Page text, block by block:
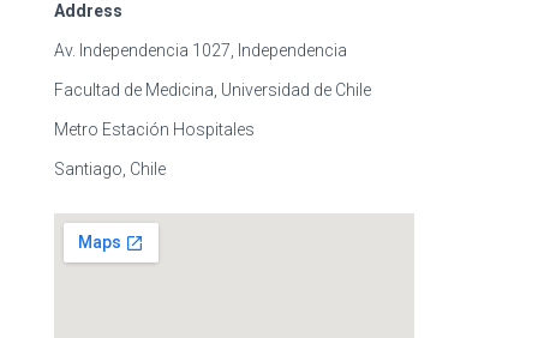
Address
Av. Independencia 1027, Independencia
Facultad de Medicina, Universidad de Chile
Metro Estación Hospitales
Santiago, Chile